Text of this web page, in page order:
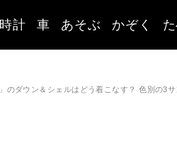
時計 車 あそぶ かぞく
」のダウン＆シェルはどう着こなす？ 色別の3